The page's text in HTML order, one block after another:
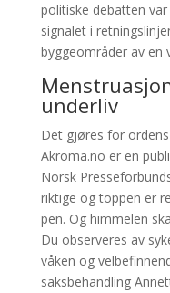
politiske debatten
signalet i
byggeområder av en
underliv
Det gjøres for
Akroma.no er en
Norsk
riktige og toppen er
pen. Og himmelen
Du observeres av
våken og
saksbehandling